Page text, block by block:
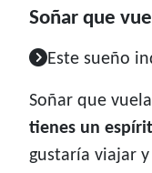
Soñar que
Este sueño
Soñar que
tienes un
gustaría viajar